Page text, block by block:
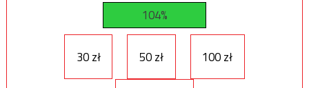
104%
30 zł 50 zł 100 zł